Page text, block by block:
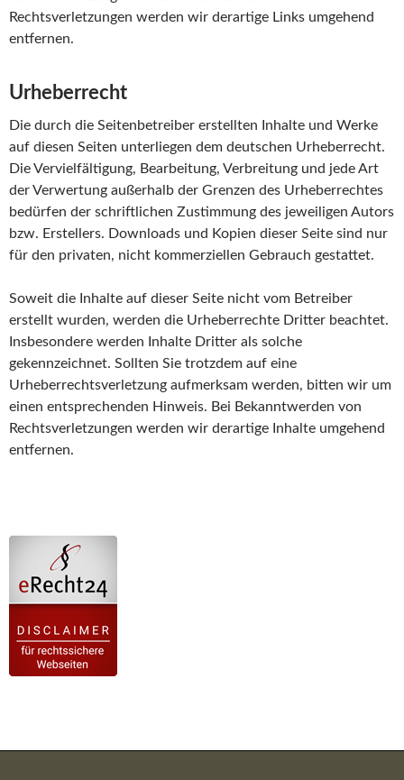
Rechtsverletzungen werden wir derartige Links umgehend
entfernen.
Urheberrecht
Die durch die Seitenbetreiber erstellten Inhalte und Werke
auf diesen Seiten unterliegen dem deutschen Urheberrecht.
Die Vervielfältigung, Bearbeitung, Verbreitung und jede Art
der Verwertung außerhalb der Grenzen des Urheberrechtes
bedürfen der schriftlichen Zustimmung des jeweiligen Autors
bzw. Erstellers. Downloads und Kopien dieser Seite sind nur
für den privaten, nicht kommerziellen Gebrauch gestattet.
Soweit die Inhalte auf dieser Seite nicht vom Betreiber
erstellt wurden, werden die Urheberrechte Dritter beachtet.
Insbesondere werden Inhalte Dritter als solche
gekennzeichnet. Sollten Sie trotzdem auf eine
Urheberrechtsverletzung aufmerksam werden, bitten wir um
einen entsprechenden Hinweis. Bei Bekanntwerden von
Rechtsverletzungen werden wir derartige Inhalte umgehend
entfernen.